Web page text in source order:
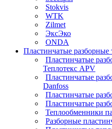
Stokvis
WTK
Zilmet
ЭксЭко
ONDA
Пластинчатые разборные
Пластинчатые
Теплотекс APV
Пластинчатые
Danfoss
Пластинчатые
Пластинчатые
Теплообменники
Разборные